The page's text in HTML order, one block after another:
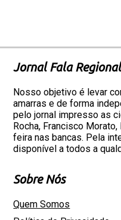
Jornal Fala Regional
Nosso objetivo é levar
amarras e de forma
pelo jornal impresso as
Rocha, Francisco
feira nas bancas. Pela
disponível a todos a
Sobre Nós
Quem Somos